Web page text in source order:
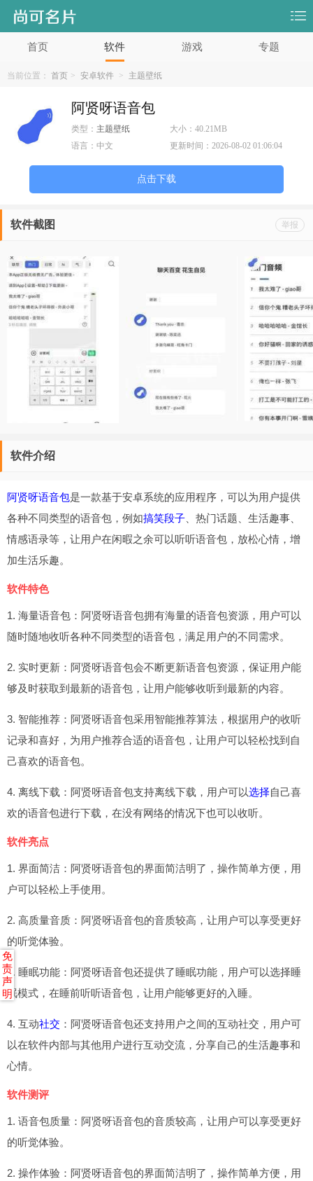
首页 软件 游戏 专题
当前位置： 首页 > 安卓软件 > 主题壁纸
阿贤呀语音包
类型： 主题壁纸 大小：40.21MB
语言： 中文 更新时间：2026-08-02 01:06:04
点击下载
举报
软件截图
软件介绍
阿贤呀语音包是一款基于安卓系统的应用程序，可以为用户提供
各种不同类型的语音包，例如搞笑段子 、热门话题、生活趣事、
情感语录等，让用户在闲暇之余可以听听语音包，放松心情，增
加生活乐趣。
软件特色
1. 海量语音包：阿贤呀语音包拥有海量的语音包资源，用户可以
随时随地收听各种不同类型的语音包，满足用户的不同需求。
2. 实时更新：阿贤呀语音包会不断更新语音包资源，保证用户能
够及时获取到最新的语音包，让用户能够收听到最新的内容。
3. 智能推荐：阿贤呀语音包采用智能推荐算法，根据用户的收听
记录和喜好，为用户推荐合适的语音包，让用户可以轻松找到自
己喜欢的语音包。
4. 离线下载：阿贤呀语音包支持离线下载，用户可以选择自己喜
欢的语音包进行下载，在没有网络的情况下也可以收听。
软件亮点
1. 界面简洁：阿贤呀语音包的界面简洁明了，操作简单方便，用
户可以轻松上手使用。
2. 高质量音质：阿贤呀语音包的音质较高，让用户可以享受更好
的听觉体验。
3. 睡眠功能：阿贤呀语音包还提供了睡眠功能，用户可以选择睡
眠模式，在睡前听听语音包，让用户能够更好的入睡。
4. 互动社交 ：阿贤呀语音包还支持用户之间的互动社交，用户可
以在软件内部与其他用户进行互动交流，分享自己的生活趣事和
心情。
软件测评
1. 语音包质量：阿贤呀语音包的音质较高，让用户可以享受更好
的听觉体验。
2. 操作体验：阿贤呀语音包的界面简洁明了，操作简单方便，用
免
责
声
明